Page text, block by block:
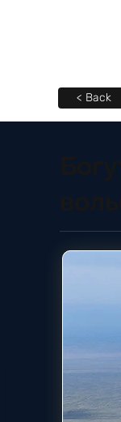
< Back